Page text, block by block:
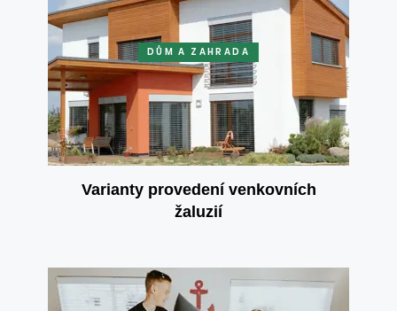
DŮM A ZAHRADA
Varianty provedení venkovních
žaluzií